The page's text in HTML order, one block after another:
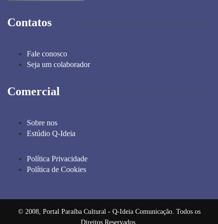
Contatos
Fale conosco
Seja um colaborador
Comercial
Sobre nos
Estúdio Q-Ideia
Política Privacidade
Política de Cookies
© 2008, Portal Paraíba Cultural - Q-Ideia Comunicação. Todos os
Direitos Reservados.